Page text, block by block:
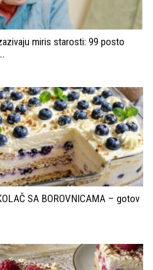
miris starosti: 99 posto
SA BOROVNICAMA – gotov